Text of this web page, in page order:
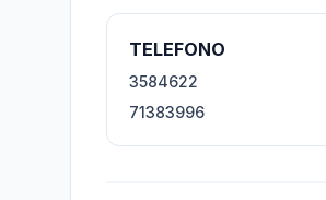
TELEFONO
3584622
71383996